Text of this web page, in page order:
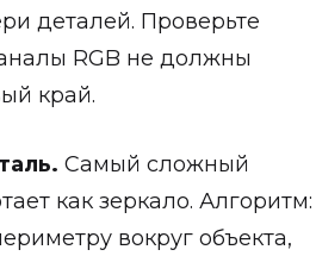
деталей. Проверьте
RGB не должны
край.
Самый сложный
как зеркало. Алгоритм:
вокруг объекта,